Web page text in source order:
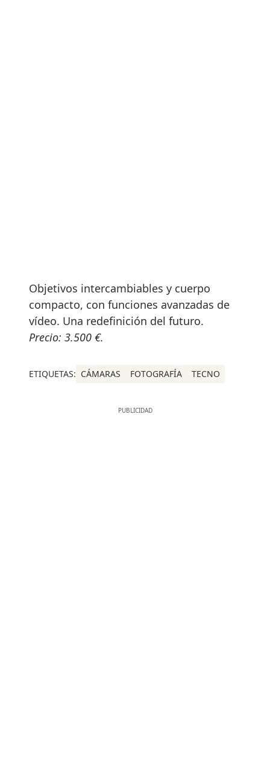
Objetivos intercambiables y cuerpo
compacto, con funciones avanzadas de
vídeo. Una redefinición del futuro.
Precio: 3.500 €.
ETIQUETAS: CÁMARAS FOTOGRAFÍA TECNO